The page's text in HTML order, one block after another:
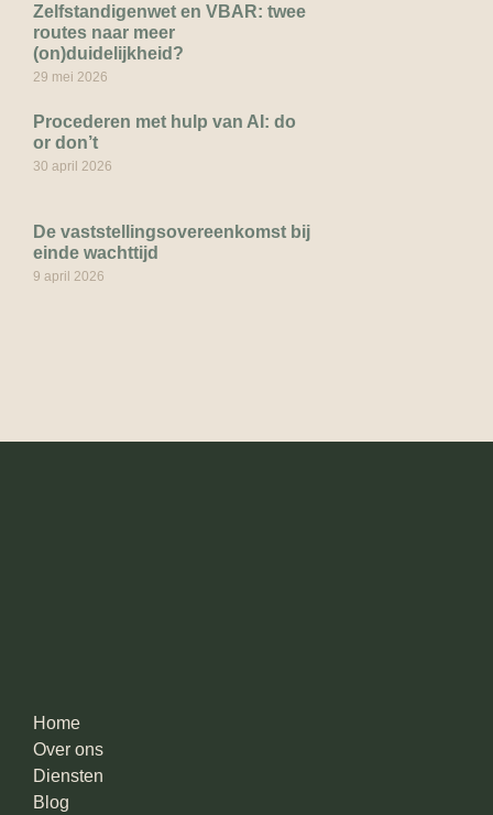
Zelfstandigenwet en VBAR: twee
routes naar meer
(on)duidelijkheid?
29 mei 2026
Procederen met hulp van AI: do
or don’t
30 april 2026
De vaststellingsovereenkomst bij
einde wachttijd
9 april 2026
Home
Over ons
Diensten
Blog